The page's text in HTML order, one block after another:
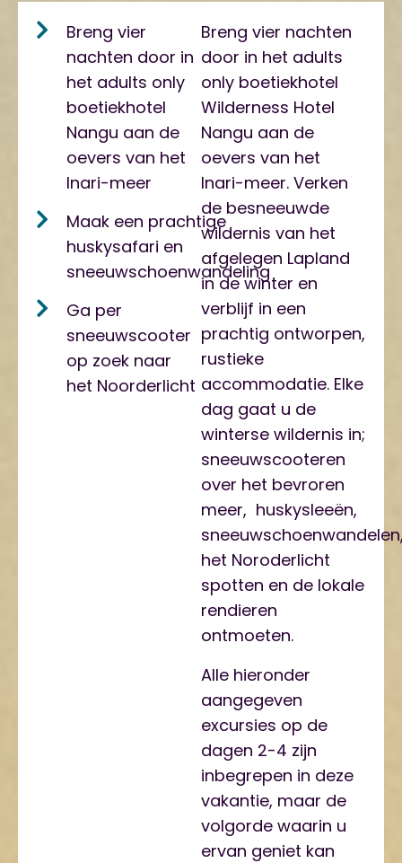
Breng vier
nachten door in
het adults only
boetiekhotel
Nangu aan de
oevers van het
Inari-meer
Maak een prachtige
huskysafari en
sneeuwschoenwandeling
Ga per
sneeuwscooter
op zoek naar
het Noorderlicht
Breng vier nachten
door in het adults
only boetiekhotel
Wilderness Hotel
Nangu aan de
oevers van het
Inari-meer. Verken
de besneeuwde
wildernis van het
afgelegen Lapland
in de winter en
verblijf in een
prachtig ontworpen,
rustieke
accommodatie. Elke
dag gaat u de
winterse wildernis in;
sneeuwscooteren
over het bevroren
meer, huskysleeën,
het Noroderlicht
spotten en de lokale
rendieren
ontmoeten.
Alle hieronder
aangegeven
excursies op de
dagen 2-4 zijn
inbegrepen in deze
vakantie, maar de
volgorde waarin u
ervan geniet kan